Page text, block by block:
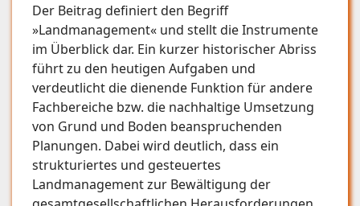
Der Beitrag definiert den Begriff
»Landmanagement« und stellt die Instrumente
im Überblick dar. Ein kurzer historischer Abriss
führt zu den heutigen Aufgaben und
verdeutlicht die dienende Funktion für andere
Fachbereiche bzw. die nachhaltige Umsetzung
von Grund und Boden beanspruchenden
Planungen. Dabei wird deutlich, dass ein
strukturiertes und gesteuertes
Landmanagement zur Bewältigung der